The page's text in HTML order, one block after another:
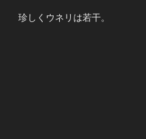
珍しくウネリは若干。